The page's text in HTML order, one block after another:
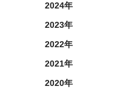
2024年
2023年
2022年
2021年
2020年